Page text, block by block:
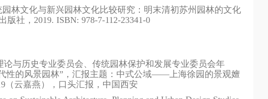
园林文化与新兴园林文化比较研究：明末清初苏州园林的文化
版社， 2019. ISBN: 978-7-112-23341-0
论与历史专业委员会、传统园林保护和发展专业委员会年
的风景园林”，汇报主题：中式公域——上海徐园的景观嬗
（云嘉燕），口头汇报，中国西安